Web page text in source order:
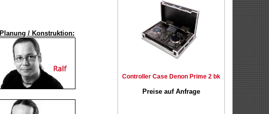
Planung / Konstruktion:
Controller Case Denon Prime 2 bk
Preise auf Anfrage